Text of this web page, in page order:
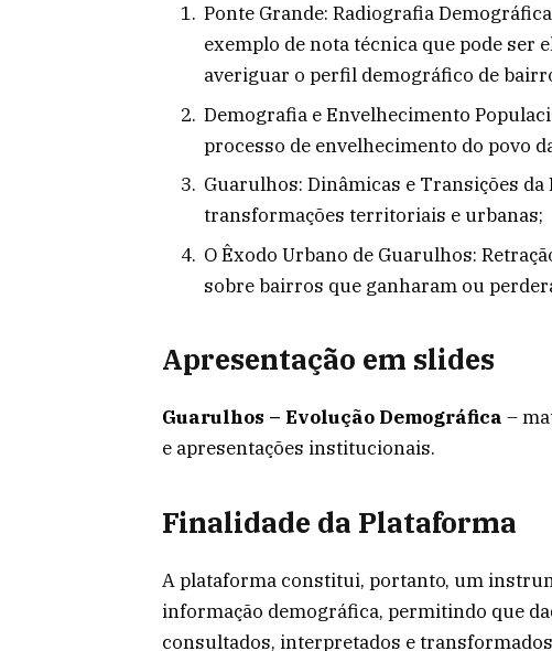
Ponte Grande: Radiografia
exemplo de nota técnica que pode ser
averiguar o perfil demográfico de
Demografia e Envelhecimento
processo de envelhecimento do povo
Guarulhos: Dinâmicas e Transições da
transformações territoriais e urbanas;
O Êxodo Urbano de Guarulhos:
sobre bairros que ganharam ou
Apresentação em slides
Guarulhos – Evolução Demográfica –
e apresentações institucionais.
Finalidade da Plataforma
A plataforma constitui, portanto, um
informação demográfica, permitindo que
consultados, interpretados e